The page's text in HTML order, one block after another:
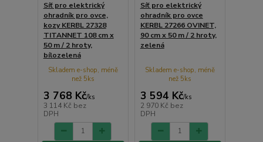
Síť pro elektrický
ohradník pro ovce,
kozy KERBL 27328
TITANNET 108 cm x
50 m / 2 hroty,
bílozelená
3 768 Kč/ks
3 114 Kč bez
DPH
Skladem e-shop, méně
než 5ks
Síť pro elektrický
ohradník pro ovce
KERBL 27266 OVINET,
90 cm x 50 m / 2 hroty,
zelená
3 594 Kč/ks
2 970 Kč bez
DPH
Skladem e-shop, méně
než 5ks